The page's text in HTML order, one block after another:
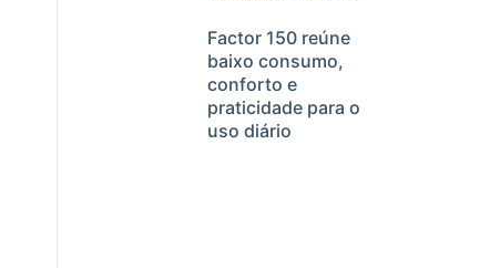
Factor 150 reúne
baixo consumo,
conforto e
praticidade para o
uso diário